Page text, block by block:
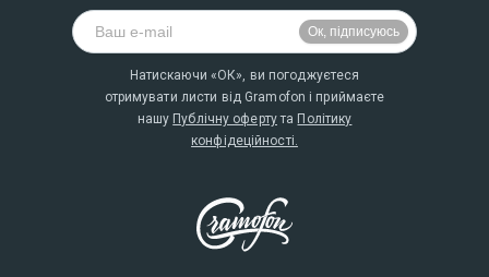
Натискаючи «ОК», ви погоджуєтеся
отримувати листи від Gramofon і приймаєте
нашу Публічну офертута Політику
конфідеційності.